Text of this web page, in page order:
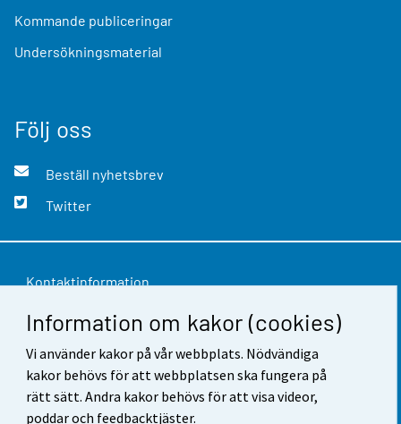
Information om kakor (cookies)
Vi använder kakor på vår webbplats. Nödvändiga
kakor behövs för att webbplatsen ska fungera på
rätt sätt. Andra kakor behövs för att visa videor,
poddar och feedbacktjäster.
Kommande publiceringar
Undersökningsmaterial
Följ oss
Beställ nyhetsbrev
Twitter
Kontaktinformation
Respons
Användarvillkor
Dataskydd